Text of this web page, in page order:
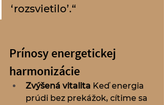
‘rozsvietilo’.“
Prínosy energetickej
harmonizácie
Zvýšená vitalita Keď energia
prúdi bez prekážok, cítime sa